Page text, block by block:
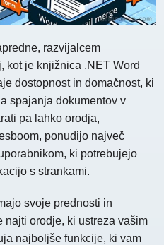
razvijalcem
kot je knjižnica .NET Word
dostopnost in domačnost, ki
spajanja dokumentov v
pa lahko orodja,
ponudijo največ
ki potrebujejo
s strankami.
svoje prednosti in
najti orodje, ki ustreza vašim
najboljše funkcije, ki vam